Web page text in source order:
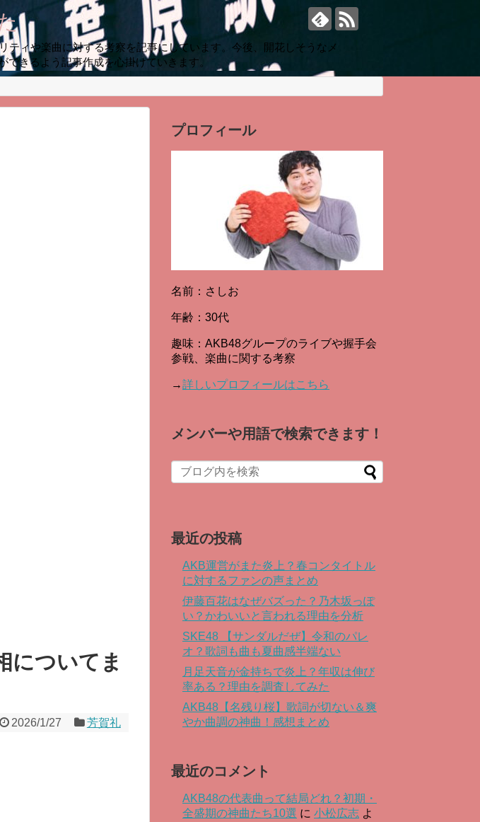
ィや楽曲に対する考察を記事にしています。今後、開花しそうなメ
きるよう記事作成を心掛けていきます。
についてま
2026/1/27 芳賀礼
プロフィール
名前：さしお
年齢：30代
趣味：AKB48グループのライブや握手会
参戦、楽曲に関する考察
→詳しいプロフィールはこちら
メンバーや用語で検索できます！
最近の投稿
AKB運営がまた炎上？春コンタイトル
に対するファンの声まとめ
伊藤百花はなぜバズった？乃木坂っぽ
い？かわいいと言われる理由を分析
SKE48 【サンダルだぜ】令和のパレ
オ？歌詞も曲も夏曲感半端ない
月足天音が金持ちで炎上？年収は伸び
率ある？理由を調査してみた
AKB48【名残り桜】歌詞が切ない＆爽
やか曲調の神曲！感想まとめ
最近のコメント
AKB48の代表曲って結局どれ？初期・
全盛期の神曲たち10選 に 小松広志 よ